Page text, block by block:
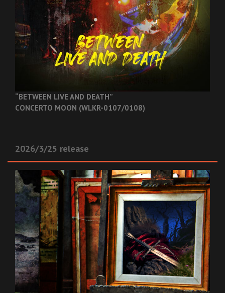
“BETWEEN LIVE AND DEATH”
CONCERTO MOON (WLKR-0107/0108)
2026/3/25 release